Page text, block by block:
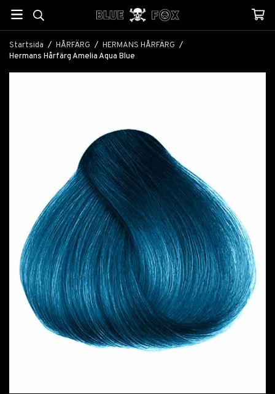
Startsida / HÅRFÄRG / HERMANS HÅRFÄRG /
Hermans Hårfärg Amelia Aqua Blue